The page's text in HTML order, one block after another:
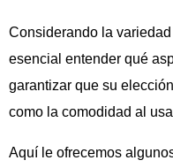
Considerando la
esencial entender qué
garantizar que su
como la comodidad al
Aquí le ofrecemos